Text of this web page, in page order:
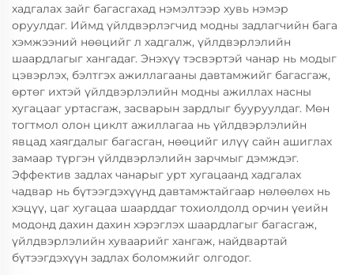
хадгалах зайг багасгахад нэмэлтээр хувь нэмэр
оруулдаг. Иймд үйлдвэрлэгчид модны задлагчийн бага
хэмжээний нөөцийг л хадгалж, үйлдвэрлэлийн
шаардлагыг хангадаг. Энэхүү тэсвэртэй чанар нь модыг
цэвэрлэх, бэлтгэх ажиллагааны давтамжийг багасгаж,
өртөг ихтэй үйлдвэрлэлийн модны ажиллах насны
хугацааг уртасгаж, засварын зардлыг бууруулдаг. Мөн
тогтмол олон циклт ажиллагаа нь үйлдвэрлэлийн
явцад хаягдалыг багасган, нөөцийг илүү сайн ашиглах
замаар түргэн үйлдвэрлэлийн зарчмыг дэмждэг.
Эффектив задлах чанарыг урт хугацаанд хадгалах
чадвар нь бүтээгдэхүүнд давтамжтайгаар нөлөөлөх нь
хэцүү, цаг хугацаа шаарддаг тохиолдолд орчин үеийн
модонд дахин дахин хэрэглэх шаардлагыг багасгаж,
үйлдвэрлэлийн хуваарийг хангаж, найдвартай
бүтээгдэхүүн задлах боломжийг олгодог.